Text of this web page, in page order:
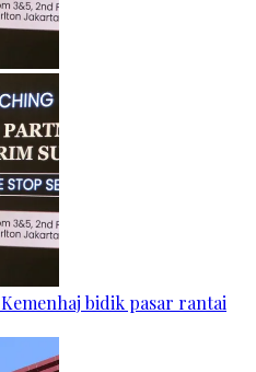
bidik pasar rantai